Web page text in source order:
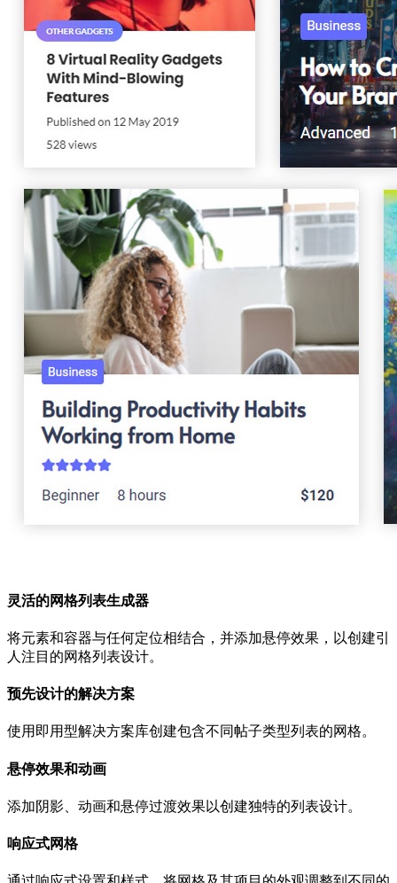
灵活的网格列表生成器
将元素和容器与任何定位相结合，并添加悬停效果，以创建引
人注目的网格列表设计。
预先设计的解决方案
使用即用型解决方案库创建包含不同帖子类型列表的网格。
悬停效果和动画
添加阴影、动画和悬停过渡效果以创建独特的列表设计。
响应式网格